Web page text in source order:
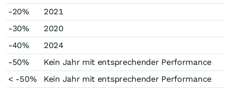
-20%
2021
-30%
2020
-40%
2024
-50%
Kein Jahr mit entsprechender Performance
< -50%
Kein Jahr mit entsprechender Performance